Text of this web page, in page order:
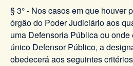
§ 3° - Nos casos em que houver
órgão do Poder Judiciário aos
uma Defensoria Pública ou
único Defensor Público, a
obedecerá aos seguintes